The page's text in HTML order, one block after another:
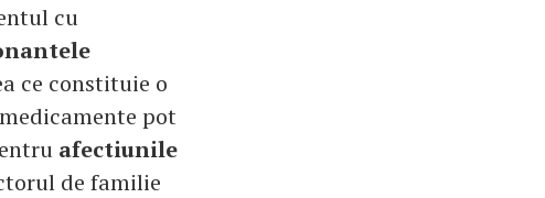
cu
ce constituie o
pot
afectiunile
de familie